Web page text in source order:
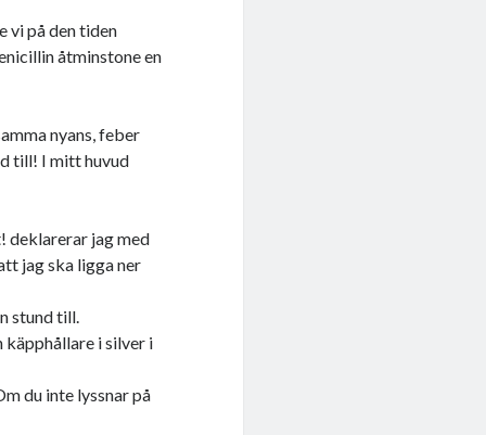
vi på den tiden
åtminstone en
nyans, feber
till! I mitt huvud
deklarerar jag med
jag ska ligga ner
stund till.
käpphållare i silver i
du inte lyssnar på